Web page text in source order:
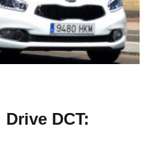
Drive DCT: